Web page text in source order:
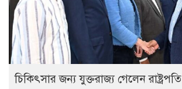
চিকিৎসার জন্য যুক্তরাজ্য গেলেন রাষ্ট্রপতি